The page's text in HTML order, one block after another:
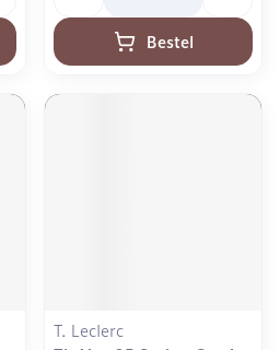
Bestel
T. Leclerc